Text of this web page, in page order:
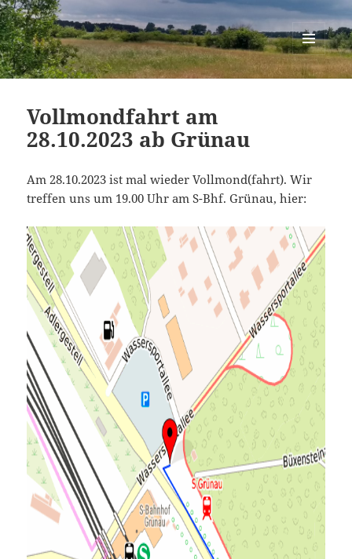
Berlin-Brandenburg Randonneure
MENÜ
UND
Vollmondfahrt am
28.10.2023 ab Grünau
Am 28.10.2023 ist mal wieder Vollmond(fahrt). Wir
treffen uns um 19.00 Uhr am S-Bhf. Grünau, hier: